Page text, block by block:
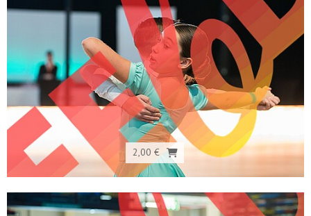
2,00 €